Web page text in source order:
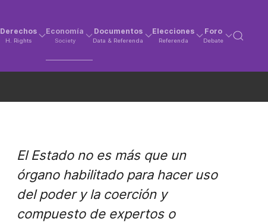
Derechos
H. Rights
Economía
Society
Documentos
Data & Referenda
Elecciones
Referenda
Foro
Debate
El Estado no es más que un
órgano habilitado para hacer uso
del poder y la coerción y
compuesto de expertos o